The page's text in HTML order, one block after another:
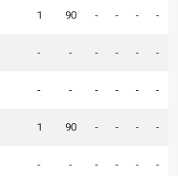
1 90 - - - -
- - - - - -
- - - - - -
1 90 - - - -
- - - - - -